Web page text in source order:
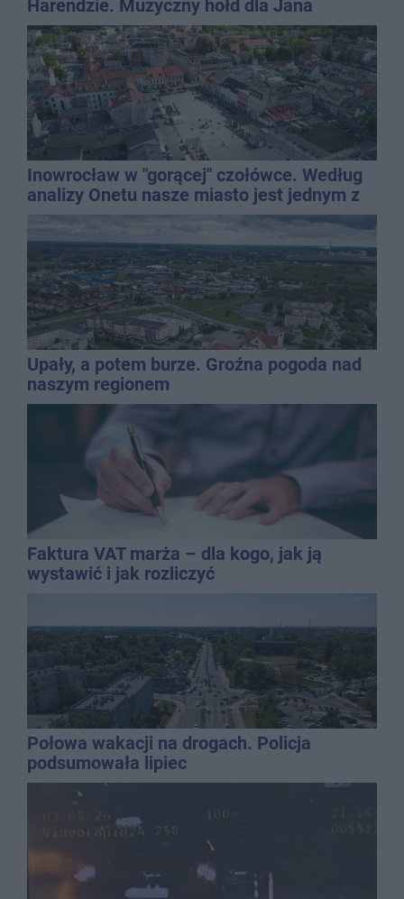
Harendzie. Muzyczny hołd dla Jana
Kasprowicza
Inowrocław w "gorącej" czołówce. Według
analizy Onetu nasze miasto jest jednym z
najbardziej narażonych na upały
Upały, a potem burze. Groźna pogoda nad
naszym regionem
Faktura VAT marża – dla kogo, jak ją
wystawić i jak rozliczyć
Połowa wakacji na drogach. Policja
podsumowała lipiec